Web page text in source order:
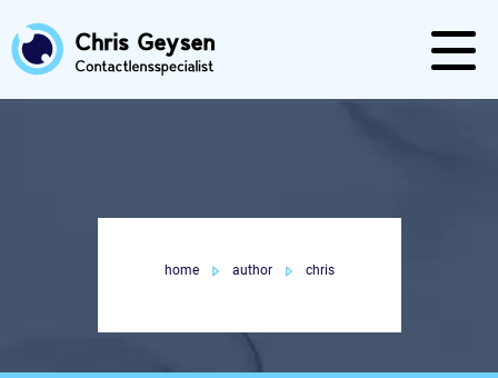
home author chris